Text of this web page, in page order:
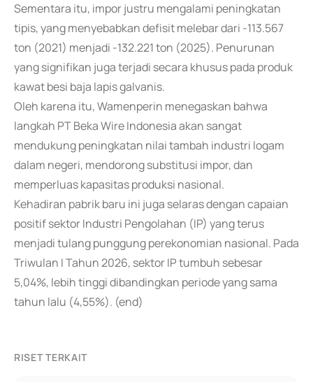
Sementara itu, impor justru mengalami peningkatan
tipis, yang menyebabkan defisit melebar dari -113.567
ton (2021) menjadi -132.221 ton (2025). Penurunan
yang signifikan juga terjadi secara khusus pada produk
kawat besi baja lapis galvanis.
Oleh karena itu, Wamenperin menegaskan bahwa
langkah PT Beka Wire Indonesia akan sangat
mendukung peningkatan nilai tambah industri logam
dalam negeri, mendorong substitusi impor, dan
memperluas kapasitas produksi nasional.
Kehadiran pabrik baru ini juga selaras dengan capaian
positif sektor Industri Pengolahan (IP) yang terus
menjadi tulang punggung perekonomian nasional. Pada
Triwulan I Tahun 2026, sektor IP tumbuh sebesar
5,04%, lebih tinggi dibandingkan periode yang sama
tahun lalu (4,55%). (end)
RISET TERKAIT